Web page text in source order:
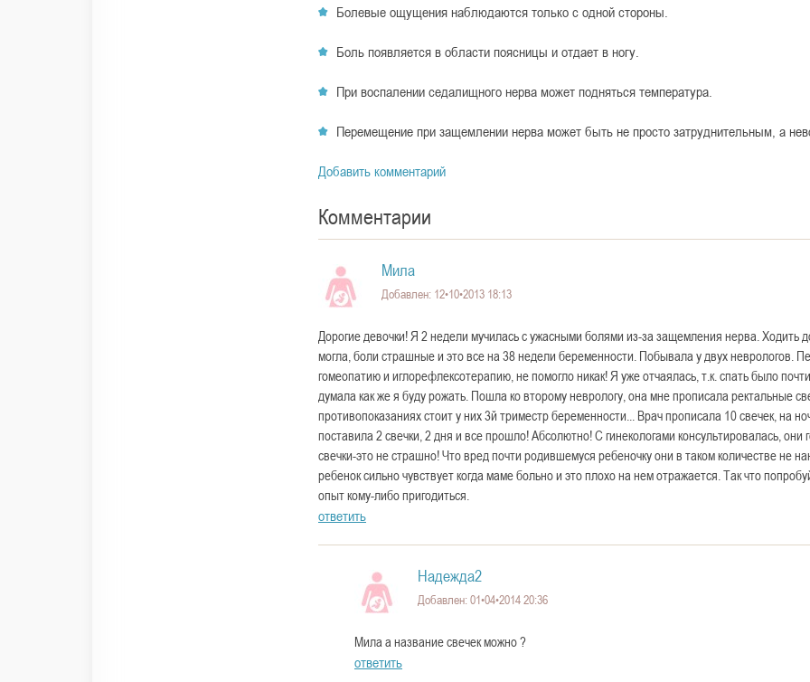
Болевые ощущения наблюдаются только с одной стороны.
Боль появляется в области поясницы и отдает в ногу.
При воспалении седалищного нерва может подняться температура.
Перемещение при защемлении нерва может быть не просто затруднительным, а
Добавить комментарий
Комментарии
Мила
Добавлен: 12•10•2013 18:13
Дорогие девочки! Я 2 недели мучилась с ужасными болями из-за защемления нерва. Ходить
могла, боли страшные и это все на 38 недели беременности. Побывала у двух неврологов.
гомеопатию и иглорефлексотерапию, не помогло никак! Я уже отчаялась, т.к. спать было
думала как же я буду рожать. Пошла ко второму неврологу, она мне прописала ректальные
противопоказаниях стоит у них 3й триместр беременности... Врач прописала 10 свечек, на
поставила 2 свечки, 2 дня и все прошло! Абсолютно! С гинекологами консультировалась, они
свечки-это не страшно! Что вред почти родившемуся ребеночку они в таком количестве не
ребенок сильно чувствует когда маме больно и это плохо на нем отражается. Так что
опыт кому-либо пригодиться.
ответить
Надежда2
Добавлен: 01•04•2014 20:36
Мила а название свечек можно ?
ответить